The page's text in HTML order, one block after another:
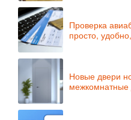
Проверка
просто,
Новые двери
межкомнатные